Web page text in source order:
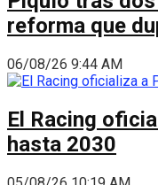
reforma que
06/08/26 9:44 AM
El Racing
hasta 2030